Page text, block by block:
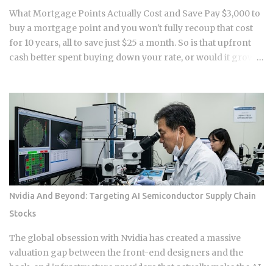
diminishing returns. Borrowers who pushed their
maturities from early 2025 into this...
What Mortgage Points Actually Cost and Save Pay $3,000 to
buy a mortgage point and you won't fully recoup that cost
for 10 years, all to save just $25 a month. So is that upfront
cash better spent buying down your rate, or would it grow
closing . Rate reduction per point: 0.125% to 0.25%, per
Chase and Rocket Mortgage guidance. You get the savings
as a lower monthly payment , not a lump sum refund. Break-
even formula: Cost of Points divided by Monthly Savings,
expressed in months . Take a $3,000 point that saves $25 a
month. That breaks even at 120 months, or 10 years . The
math itself isn't complicated. What makes this hard is that
nobody can guarantee how long they'll keep a loan. Buy
points on a mortgage you refinance or sell in five years, and
you've essentially handed the bank an interest-free loan on
your own money. For most buyers,...
Nvidia And Beyond: Targeting AI Semiconductor Supply Chain
Stocks
The global obsession with Nvidia has created a massive
valuation gap between the front-end designers and the